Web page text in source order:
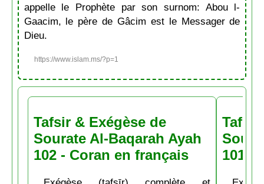
appelle le Prophète par son surnom: Abou l-
Gaacim, le père de Gâcim est le Messager de
Dieu.
https://www.islam.ms/?p=1
Tafsir & Exégèse de
Sourate Al-Baqarah Ayah
102 - Coran en français
Tafsir
101 -